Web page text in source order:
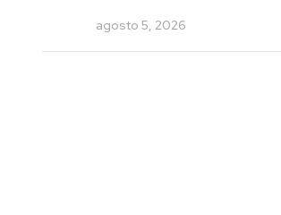
agosto 5, 2026